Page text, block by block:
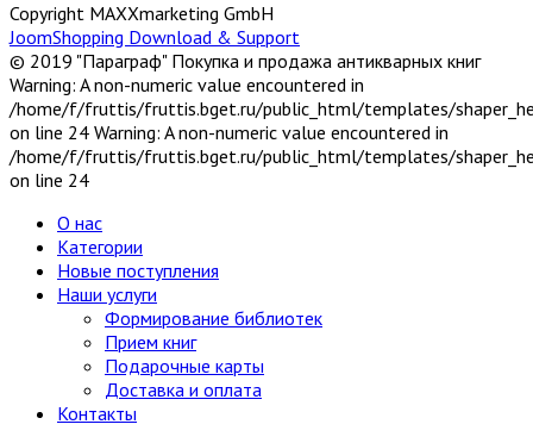
Copyright MAXXmarketing GmbH
JoomShopping Download & Support
© 2019 "Параграф" Покупка и продажа антикварных книг
Warning: A non-numeric value encountered in
/home/f/fruttis/fruttis.bget.ru/public_html/templates/
on line 24 Warning: A non-numeric value encountered in
/home/f/fruttis/fruttis.bget.ru/public_html/templates/
on line 24
О нас
Категории
Новые поступления
Наши услуги
Формирование библиотек
Прием книг
Подарочные карты
Доставка и оплата
Контакты